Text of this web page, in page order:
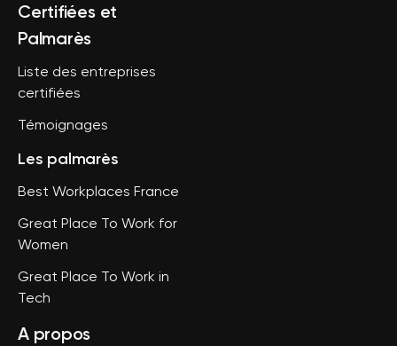
Certifiées et
Palmarès
Liste des entreprises
certifiées
Témoignages
Les palmarès
Best Workplaces France
Great Place To Work for
Women
Great Place To Work in
Tech
A propos